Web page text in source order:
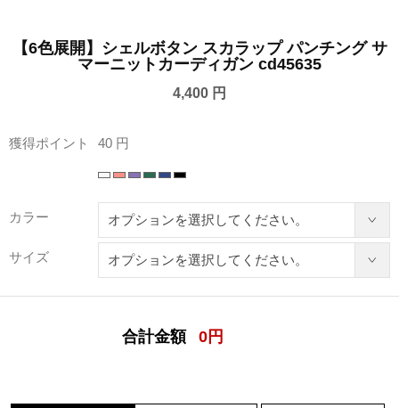
【6色展開】シェルボタン スカラップ パンチング サ
マーニットカーディガン cd45635
4,400 円
獲得ポイント 40 円
カラー
サイズ
合計金額 0 円